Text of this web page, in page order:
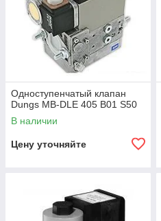
Одноступенчатый клапан
Dungs MB-DLE 405 B01 S50
В наличии
Цену уточняйте